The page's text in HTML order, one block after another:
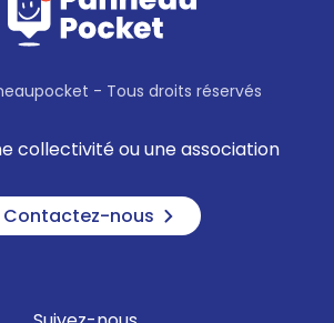
- Tous droits réservés
collectivité ou une association
Contactez-nous